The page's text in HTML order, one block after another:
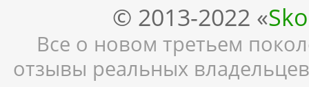
© 2013-2022 «
Все о новом третьем
отзывы реальных